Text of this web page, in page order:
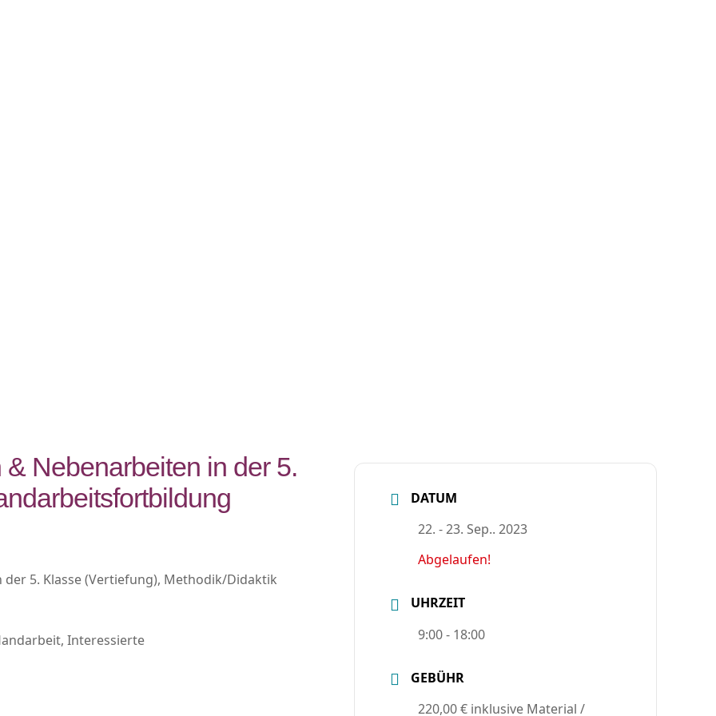
Nebenarbeiten in der 5.
5. Klasse (Vertiefung), Methodik/Didaktik
Interessierte
DATUM
22. - 23. Sep.. 2023
Abgelaufen!
UHRZEIT
9:00 - 18:00
GEBÜHR
220,00 € inklusive Material /